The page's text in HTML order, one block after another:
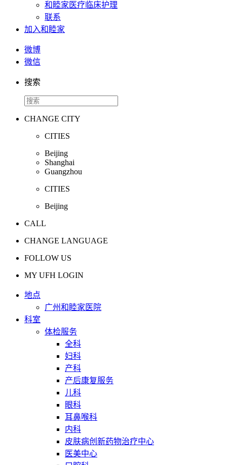
和睦家医疗临床护理
联系
加入和睦家
微博
微信
搜索
CHANGE CITY
CITIES
Beijing
Shanghai
Guangzhou
CITIES
Beijing
CALL
CHANGE LANGUAGE
FOLLOW US
MY UFH LOGIN
地点
广州和睦家医院
科室
体检服务
全科
妇科
产科
产后康复服务
儿科
眼科
耳鼻喉科
内科
皮肤病创新药物治疗中心
医美中心